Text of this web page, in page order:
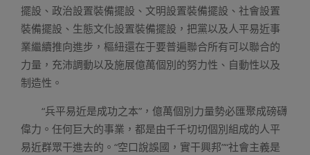
擺設、政治設置裝備擺設、文明設置裝備擺設、社會設置
裝備擺設、生態文化設置裝備擺設，把黨以及人平易近事
業繼續推向進步，樞紐還在于要普遍聯合所有可以聯合的
力量，充沛調動以及施展億萬個別的努力性、自動性以及
制造性。
“兵平易近是成功之本”，億萬個別力量勢必匯聚成磅礴
偉力。任何巨大的事業，都是由千千切切個別組成的人平
易近群眾干進去的。“空口說誤國，實干興邦”“社會主義是